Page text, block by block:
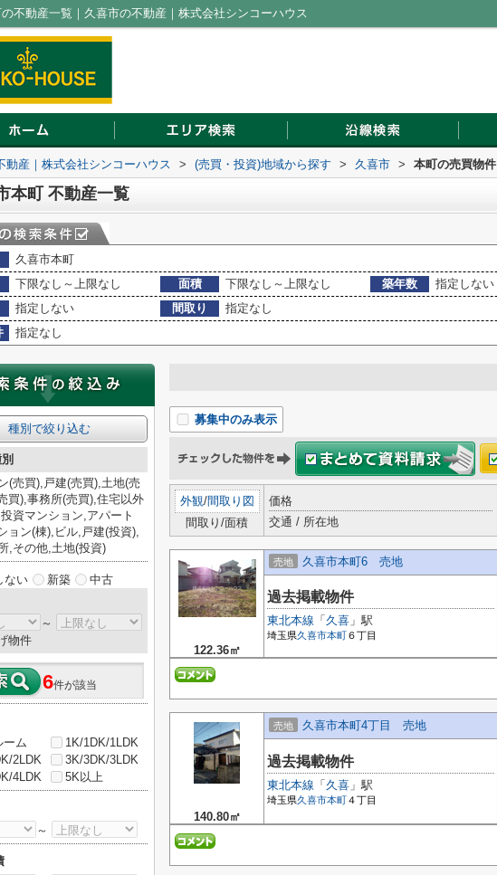
不動産一覧｜久喜市の不動産｜株式会社シンコーハウス
動産｜株式会社シンコーハウス > (売買・投資)地域から探す > 久喜市 > 本町の売買物件
本町 不動産一覧
久喜市本町
下限なし～上限なし 面積 下限なし～上限なし 築年数
指定しない
指定しない 間取り
指定なし
指定なし
募集中のみ表示
外観/間取り図
間取り/面積
価格
交通 / 所在地
122.36㎡
売地 久喜市本町6 売地
過去掲載物件
東北本線 「 久喜 」駅
埼玉県久喜市本町 ６丁目
140.80㎡
売地 久喜市本町4丁目 売地
過去掲載物件
東北本線 「 久喜 」駅
埼玉県久喜市本町 ４丁目
種別で絞り込む
(売買),戸建(売買),土地(売
買),事務所(売買),住宅以外
資マンション,アパート
ョン(棟),ビル,戸建(投資),
,その他,土地(投資)
ない 新築
中古
～
物件
6件が該当
ーム
1K/1DK/1LDK
2LDK
3K/3DK/3LDK
4LDK
5K以上
～